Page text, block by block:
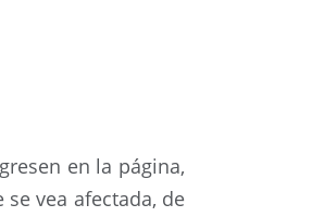
en la página,
vea afectada, de